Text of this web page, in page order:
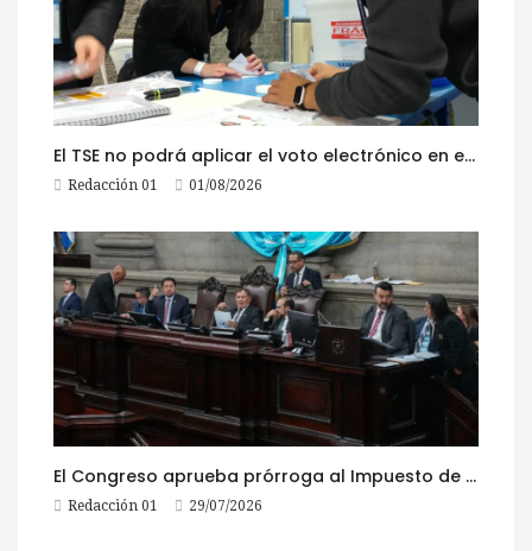
El TSE no podrá aplicar el voto electrónico en el extranjero, pese a la reciente actualización de su reglamento
Redacción 01 01/08/2026
El Congreso aprueba prórroga al Impuesto de Circulación 2026
Redacción 01 29/07/2026